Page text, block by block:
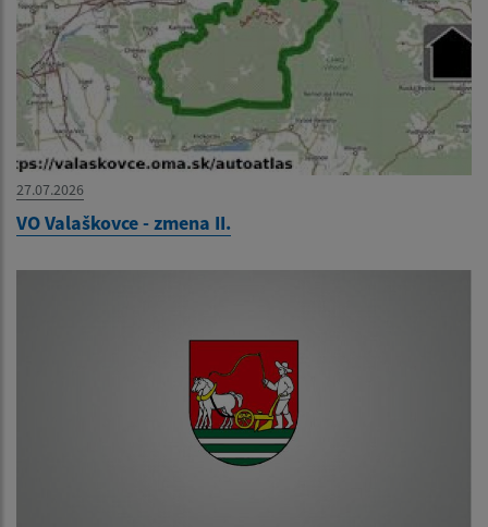
27.07.2026
VO Valaškovce - zmena II.